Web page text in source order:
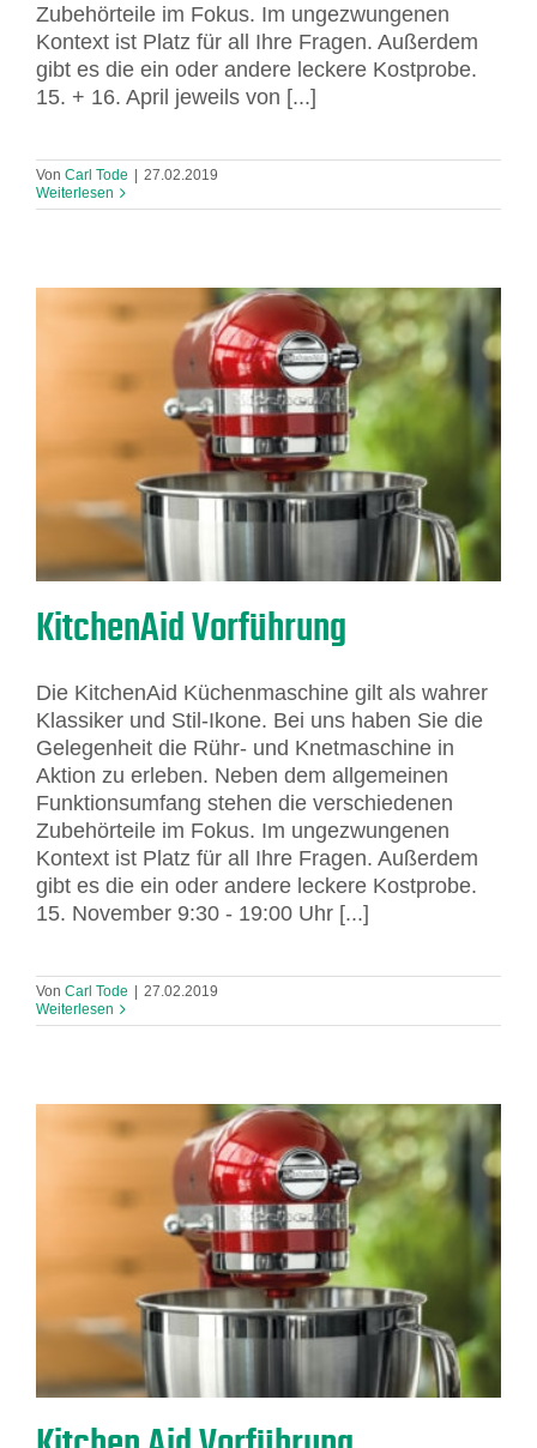
Zubehörteile im Fokus. Im ungezwungenen
Kontext ist Platz für all Ihre Fragen. Außerdem
gibt es die ein oder andere leckere Kostprobe.
15. + 16. April jeweils von [...]
Von Carl Tode | 27.02.2019
Weiterlesen
KitchenAid Vorführung
Die KitchenAid Küchenmaschine gilt als wahrer
Klassiker und Stil-Ikone. Bei uns haben Sie die
Gelegenheit die Rühr- und Knetmaschine in
Aktion zu erleben. Neben dem allgemeinen
Funktionsumfang stehen die verschiedenen
Zubehörteile im Fokus. Im ungezwungenen
Kontext ist Platz für all Ihre Fragen. Außerdem
gibt es die ein oder andere leckere Kostprobe.
15. November 9:30 - 19:00 Uhr [...]
Von Carl Tode | 27.02.2019
Weiterlesen